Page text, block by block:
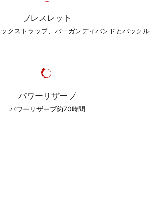
ブレスレット
クストラップ、バーガンディバンドとバックル
パワーリザーブ
パワーリザーブ約70時間